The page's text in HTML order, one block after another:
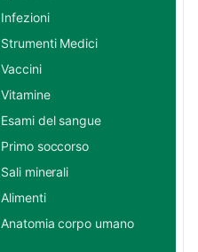
Infezioni
Strumenti Medici
Vaccini
Vitamine
Esami del sangue
Primo soccorso
Sali minerali
Alimenti
Anatomia corpo umano